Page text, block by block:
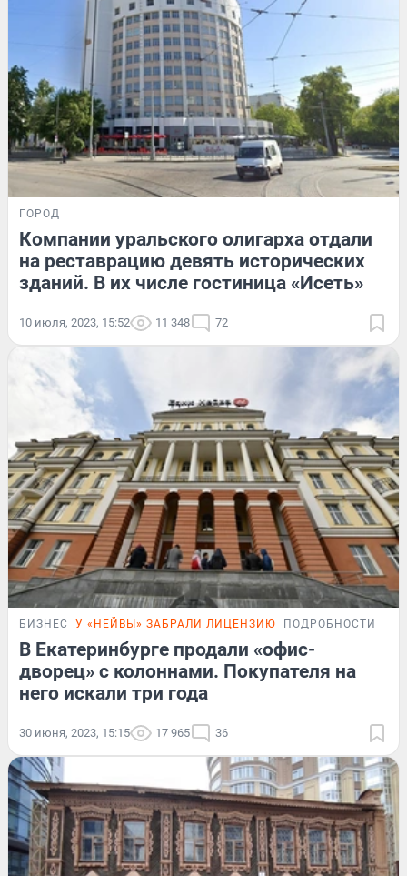
ГОРОД
Компании уральского олигарха отдали
на реставрацию девять исторических
зданий. В их числе гостиница «Исеть»
10 июля, 2023, 15:52 11 348 72
БИЗНЕС У «НЕЙВЫ» ЗАБРАЛИ ЛИЦЕНЗИЮ ПОДРОБНОСТИ
В Екатеринбурге продали «офис-
дворец» с колоннами. Покупателя на
него искали три года
30 июня, 2023, 15:15 17 965 36